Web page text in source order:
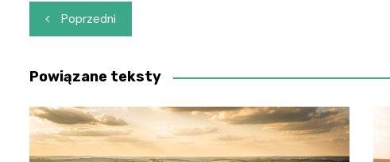
Nawigacja
wpisu
Poprzedni
Powiązane teksty